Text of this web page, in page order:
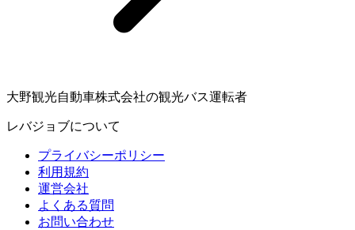
大野観光自動車株式会社の観光バス運転者
レバジョブについて
プライバシーポリシー
利用規約
運営会社
よくある質問
お問い合わせ